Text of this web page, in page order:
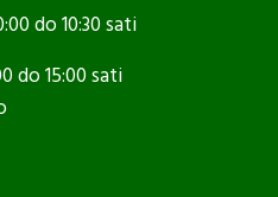
do 10:30 sati
do 15:00 sati